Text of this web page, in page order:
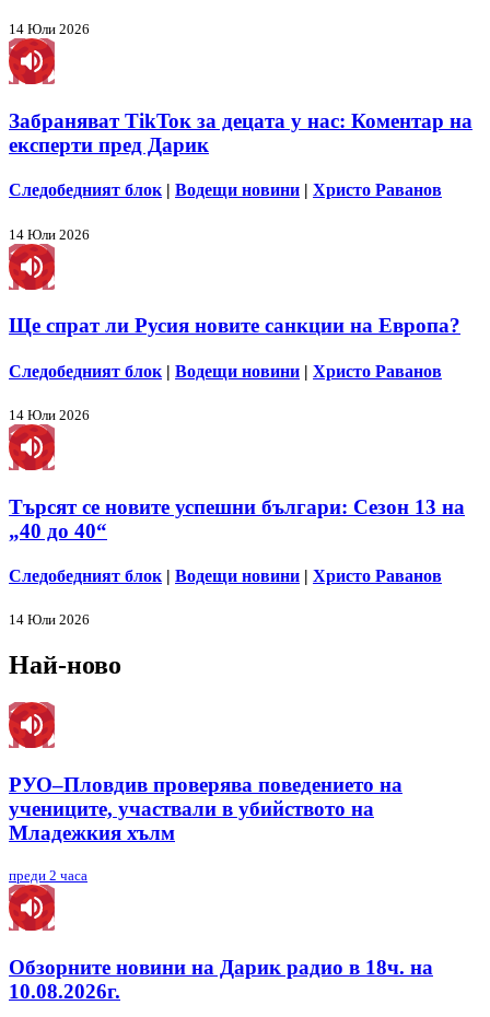
14 Юли 2026
Забраняват TikToк за децата у нас: Коментар на
експерти пред Дарик
Следобедният блок| Водещи новини | Христо Раванов
14 Юли 2026
Ще спрат ли Русия новите санкции на Европа?
Следобедният блок | Водещи новини | Христо Раванов
14 Юли 2026
Търсят се новите успешни българи: Сезон 13 на
„40 до 40“
Следобедният блок | Водещи новини | Христо Раванов
14 Юли 2026
Най-ново
РУО–Пловдив проверява поведението на
учениците, участвали в убийството на
Младежкия хълм
преди 2 часа
Обзорните новини на Дарик радио в 18ч. на
10.08.2026г.